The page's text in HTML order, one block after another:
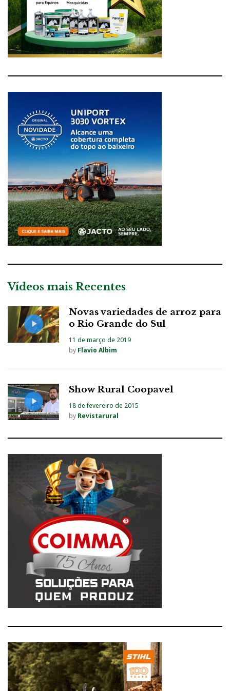
Vídeos mais Recentes
Novas variedades de arroz para
o Rio Grande do Sul
11 de março de 2019
by Flavio Albim
Show Rural Coopavel
18 de fevereiro de 2015
by Revistarural